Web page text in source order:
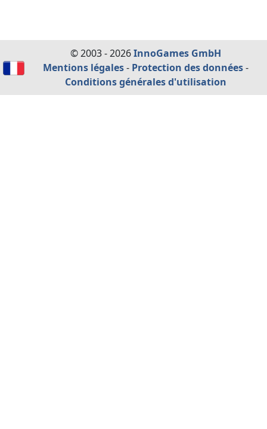
© 2003 - 2026InnoGames GmbH
Mentions légales- Protection des données-
Conditions générales d'utilisation